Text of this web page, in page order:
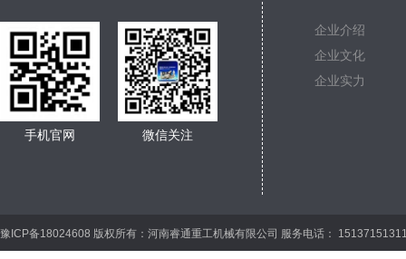
手机官网 微信关注
企业介绍
企业文化
企业实力
豫ICP备18024608 版权所有：河南睿通重工机械有限公司 服务电话：